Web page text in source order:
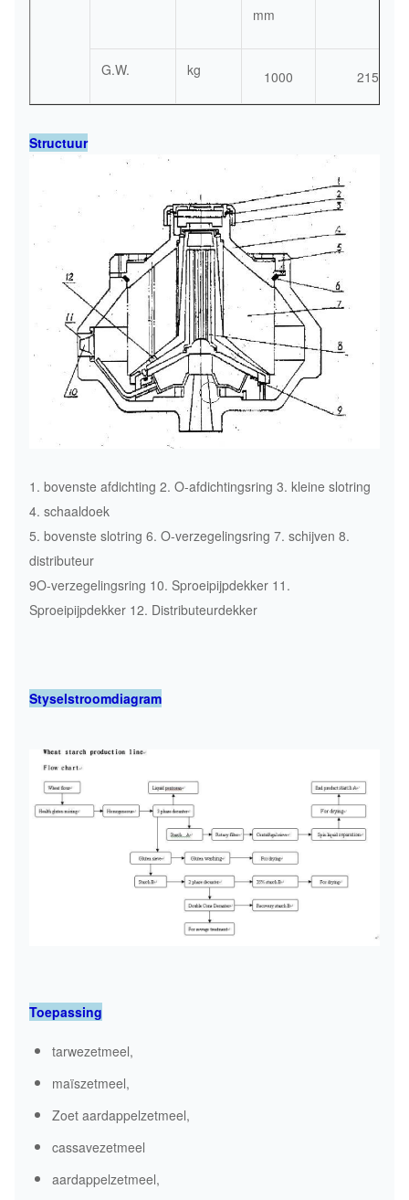
mm
G.W. kg 1000 2150
Structuur
1. bovenste afdichting 2. O-afdichtingsring 3. kleine slotring
4. schaaldoek
5. bovenste slotring 6. O-verzegelingsring 7. schijven 8.
distributeur
9O-verzegelingsring 10. Sproeipijpdekker 11.
Sproeipijpdekker 12. Distributeurdekker
Styselstroomdiagram
Toepassing
tarwezetmeel,
maïszetmeel,
Zoet aardappelzetmeel,
cassavezetmeel
aardappelzetmeel,